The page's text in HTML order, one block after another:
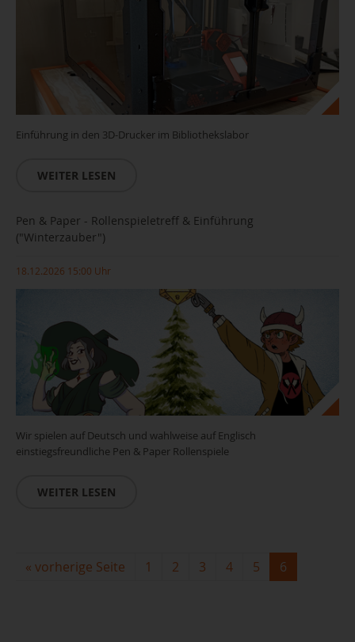
Einführung in den 3D-Drucker im Bibliothekslabor
WEITER LESEN
Pen & Paper - Rollenspieletreff & Einführung
("Winterzauber")
18.12.2026 15:00 Uhr
Wir spielen auf Deutsch und wahlweise auf Englisch
einstiegsfreundliche Pen & Paper Rollenspiele
WEITER LESEN
« vorherige Seite 1 2 3 4 5 6